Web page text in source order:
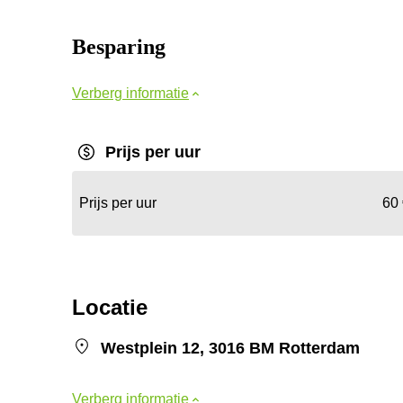
Besparing
Verberg informatie
Prijs per uur
Prijs per uur 60
Locatie
Westplein 12, 3016 BM Rotterdam
Verberg informatie